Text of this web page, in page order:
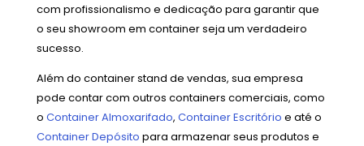
com profissionalismo e dedicação para garantir que
o seu showroom em container seja um verdadeiro
sucesso.
Além do container stand de vendas, sua empresa
pode contar com outros containers comerciais, como
o Container Almoxarifado, Container Escritório e até o
Container Depósito para armazenar seus produtos e